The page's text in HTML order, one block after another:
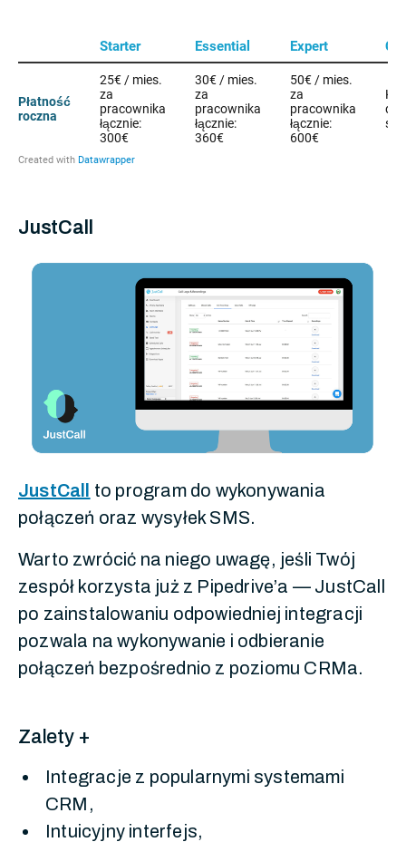
JustCall
JustCall
to program do wykonywania
połączeń oraz wysyłek SMS.
Warto zwrócić na niego uwagę, jeśli Twój
zespół korzysta już z Pipedrive’a — JustCall
po zainstalowaniu odpowiedniej integracji
pozwala na wykonywanie i odbieranie
połączeń bezpośrednio z poziomu CRMa.
Zalety +
Integracje z popularnymi systemami
CRM,
Intuicyjny interfejs,